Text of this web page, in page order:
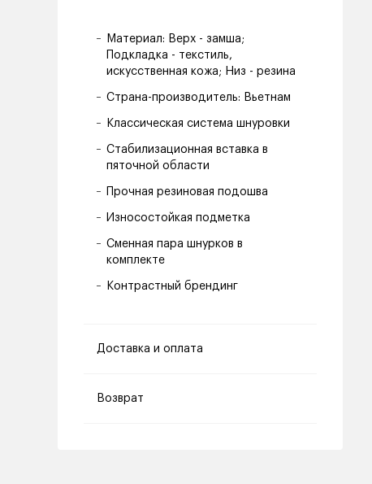
Материал: Верх - замша;
Подкладка - текстиль,
искусственная кожа; Низ - резина
Страна-производитель: Вьетнам
Классическая система шнуровки
Стабилизационная вставка в
пяточной области
Прочная резиновая подошва
Износостойкая подметка
Сменная пара шнурков в
комплекте
Контрастный брендинг
Доставка и оплата
Возврат